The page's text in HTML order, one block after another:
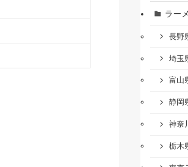
ラー
長野
埼玉
富山
静岡
神奈
栃木